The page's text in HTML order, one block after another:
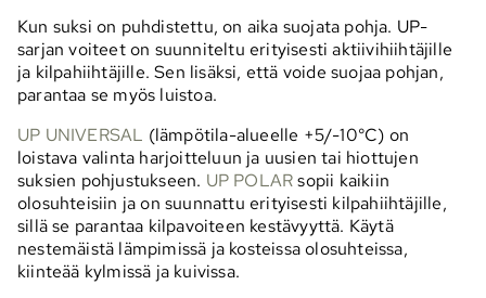
Kun suksi on puhdistettu, on aika suojata pohja. UP-
sarjan voiteet on suunniteltu erityisesti aktiivihiihtäjille
ja kilpahiihtäjille. Sen lisäksi, että voide suojaa pohjan,
parantaa se myös luistoa.
UP UNIVERSAL (lämpötila-alueelle +5/-10°C) on
loistava valinta harjoitteluun ja uusien tai hiottujen
suksien pohjustukseen. UP POLARsopii kaikiin
olosuhteisiin ja on suunnattu erityisesti kilpahiihtäjille,
sillä se parantaa kilpavoiteen kestävyyttä. Käytä
nestemäistä lämpimissä ja kosteissa olosuhteissa,
kiinteää kylmissä ja kuivissa.